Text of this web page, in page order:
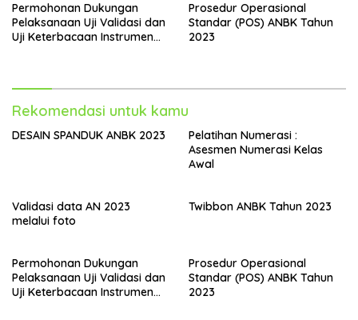
Permohonan Dukungan
Pelaksanaan Uji Validasi dan
Uji Keterbacaan Instrumen
Prosedur Operasional
Standar (POS) ANBK Tahun
2023
Rekomendasi untuk kamu
DESAIN SPANDUK ANBK 2023
Pelatihan Numerasi :
Asesmen Numerasi Kelas
Awal
Validasi data AN 2023
melalui foto
Twibbon ANBK Tahun 2023
Permohonan Dukungan
Pelaksanaan Uji Validasi dan
Uji Keterbacaan Instrumen
Prosedur Operasional
Standar (POS) ANBK Tahun
2023